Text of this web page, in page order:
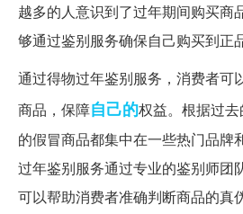
越多的人意识到了过年期间购买商
够通过鉴别服务确保自己购买到正品
通过得物过年鉴别服务，消费者可
商品，保障自己的权益。根据过
的假冒商品都集中在一些热门品牌
过年鉴别服务通过专业的鉴别师团
可以帮助消费者准确判断商品的真